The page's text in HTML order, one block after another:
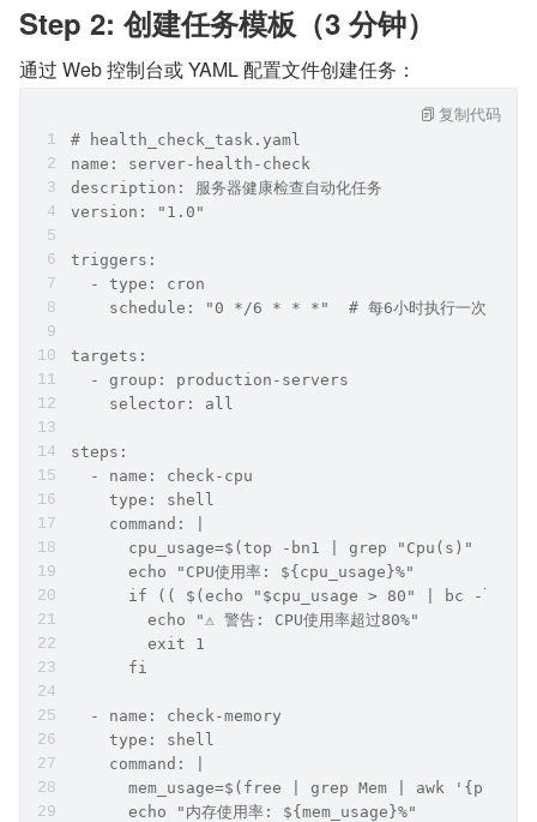
Step 2: 创建任务模板（3 分钟）
通过 Web 控制台或 YAML 配置文件创建任务：
# health_check_task.yaml
name: server-health-check
description: 服务器健康检查自动化任务
version: "1.0"
triggers:
  - type: cron
    schedule: "0 */6 * * *"  # 每6小时执行一次
targets:
  - group: production-servers
    selector: all
steps:
  - name: check-cpu
    type: shell
    command: |
cpu_usage=$(top -bn1 | grep "Cpu(s)" |
      echo "CPU使用率: ${cpu_usage}%"
if (( $(echo "$cpu_usage > 80" | bc -l)
        echo "⚠️ 警告: CPU使用率超过80%"
        exit 1
      fi
  - name: check-memory
    type: shell
    command: |
mem_usage=$(free | grep Mem | awk '{print
      echo "内存使用率: ${mem_usage}%"
复制代码